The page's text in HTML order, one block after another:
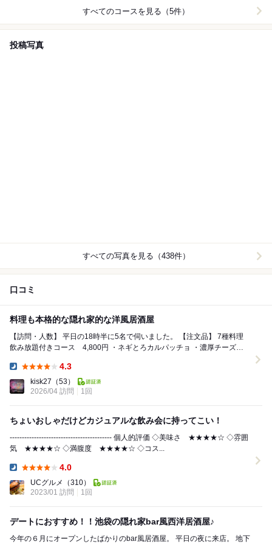
すべてのコースを見る（5件）
投稿写真
すべての写真を見る（438件）
口コミ
料理も本格的な隠れ家的な洋風居酒屋
【訪問・人数】 平日の18時半に5名で伺いました。 【注文品】 7種料理
飲み放題付きコース 4,800円 ・ネギとろカルパッチョ ・濃厚チーズの
4.3
kisk27 （53）
2026/04 訪問
1回
ちょいおしゃだけどカジュアルな飲み会に持ってこい！
------------------------------------------ 個人的評価 ◇美味さ ★★★★☆ ◇雰囲
気 ★★★★☆ ◇満腹度 ★★★★☆ ◇コス...
4.0
UCグルメ
（310）
2023/01 訪問
1回
デートにおすすめ！！池袋の隠れ家bar風西洋居酒屋♪
今年の６月にオープンしたばかりのbar風居酒屋。 平日の夜に来店。 地下